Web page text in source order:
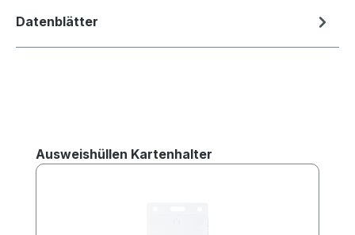
Datenblätter
Produktgalerie überspringen
Ausweishüllen Kartenhalter